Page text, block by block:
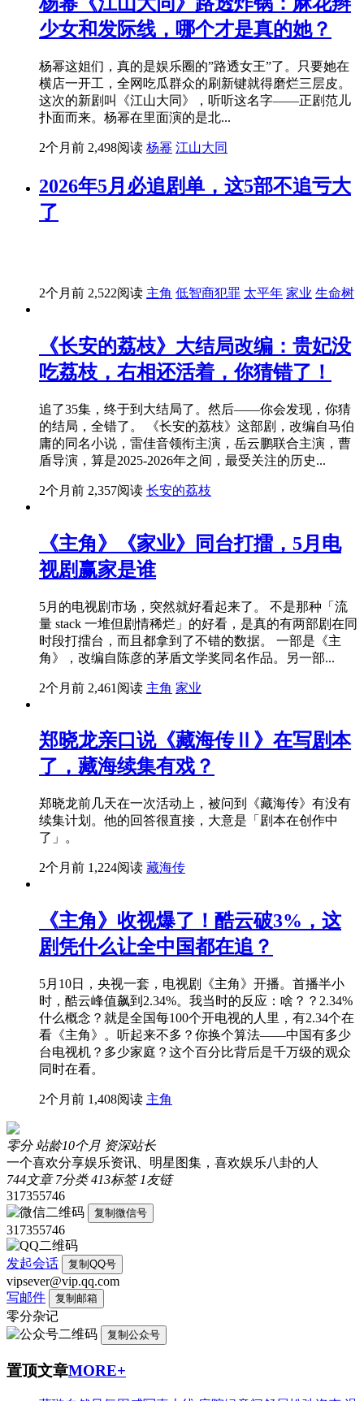
少女和发际线，哪个才是真的她？
杨幂这姐们，真的是娱乐圈的”路透女王”了。只要她在
横店一开工，全网吃瓜群众的刷新键就得磨烂三层皮。
这次的新剧叫《江山大同》，听听这名字——正剧范儿
扑面而来。杨幂在里面演的是北...
2个月前 2,498阅读 杨幂 江山大同
2026年5月必追剧单，这5部不追亏大
了
2个月前 2,522阅读 主角 低智商犯罪 太平年 家业 生命树
《长安的荔枝》大结局改编：贵妃没
吃荔枝，右相还活着，你猜错了！
追了35集，终于到大结局了。然后——你会发现，你猜
的结局，全错了。 《长安的荔枝》这部剧，改编自马伯
庸的同名小说，雷佳音领衔主演，岳云鹏联合主演，曹
盾导演，算是2025-2026年之间，最受关注的历史...
2个月前 2,357阅读 长安的荔枝
《主角》《家业》同台打擂，5月电
视剧赢家是谁
5月的电视剧市场，突然就好看起来了。 不是那种「流
量 stack 一堆但剧情稀烂」的好看，是真的有两部剧在同
时段打擂台，而且都拿到了不错的数据。 一部是《主
角》，改编自陈彦的茅盾文学奖同名作品。另一部...
2个月前 2,461阅读 主角 家业
郑晓龙亲口说《藏海传Ⅱ》在写剧本
了，藏海续集有戏？
郑晓龙前几天在一次活动上，被问到《藏海传》有没有
续集计划。他的回答很直接，大意是「剧本在创作中
了」。
2个月前 1,224阅读 藏海传
《主角》收视爆了！酷云破3%，这
剧凭什么让全中国都在追？
5月10日，央视一套，电视剧《主角》开播。首播半小
时，酷云峰值飙到2.34%。我当时的反应：啥？？2.34%
什么概念？就是全国每100个开电视的人里，有2.34个在
看《主角》。听起来不多？你换个算法——中国有多少
台电视机？多少家庭？这个百分比背后是千万级的观众
同时在看。
2个月前 1,408阅读 主角
零分 站龄10个月 资深站长
一个喜欢分享娱乐资讯、明星图集，喜欢娱乐八卦的人
744文章 7分类 413标签 1友链
317355746
复制微信号
317355746
发起会话 复制QQ号
vipsever@vip.qq.com
写邮件
复制邮箱
零分杂记
复制公众号
置顶文章MORE+